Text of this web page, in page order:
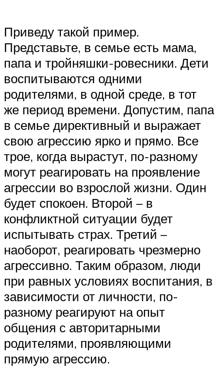
Приведу такой пример.
Представьте, в семье есть мама,
папа и тройняшки-ровесники. Дети
воспитываются одними
родителями, в одной среде, в тот
же период времени. Допустим, папа
в семье директивный и выражает
свою агрессию ярко и прямо. Все
трое, когда вырастут, по-разному
могут реагировать на проявление
агрессии во взрослой жизни. Один
будет спокоен. Второй – в
конфликтной ситуации будет
испытывать страх. Третий –
наоборот, реагировать чрезмерно
агрессивно. Таким образом, люди
при равных условиях воспитания, в
зависимости от личности, по-
разному реагируют на опыт
общения с авторитарными
родителями, проявляющими
прямую агрессию.